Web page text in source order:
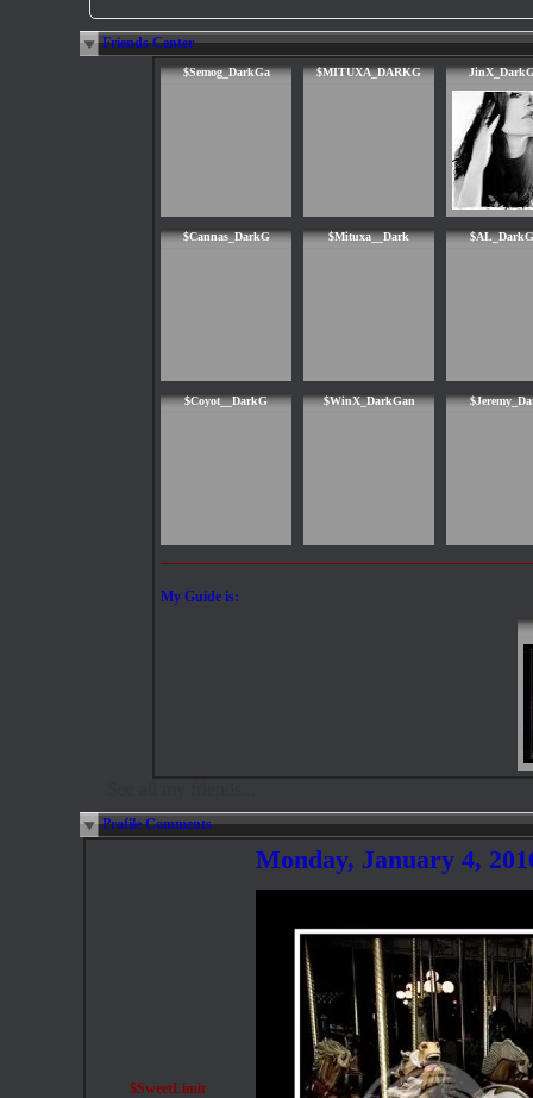
Friends Center
$Semog_DarkGa $MITUXA_DARKG
$Cannas_DarkG $Mituxa__Dark
$Coyot__DarkG $WinX_DarkGan
My Guide is:
Profile Comments
$SweetLimit
Monday, January 4,